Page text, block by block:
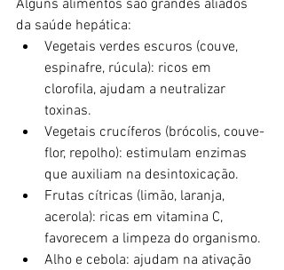
Alguns alimentos são grandes aliados
da saúde hepática:
Vegetais verdes escuros (couve,
espinafre, rúcula): ricos em
clorofila, ajudam a neutralizar
toxinas.
Vegetais crucíferos (brócolis, couve-
flor, repolho): estimulam enzimas
que auxiliam na desintoxicação.
Frutas cítricas (limão, laranja,
acerola): ricas em vitamina C,
favorecem a limpeza do organismo.
Alho e cebola: ajudam na ativação